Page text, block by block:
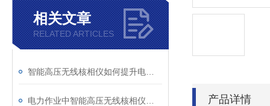
相关文章
RELATED ARTICLES
产品详情